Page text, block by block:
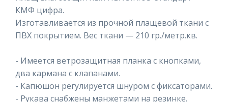
КМФ цифра.
Изготавливается из прочной плащевой ткани с
ПВХ покрытием. Вес ткани — 210 гр./метр.кв.
- Имеется ветрозащитная планка с кнопками,
два кармана с клапанами.
- Капюшон регулируется шнуром с фиксаторами.
- Рукава снабжены манжетами на резинке.